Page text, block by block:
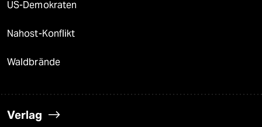
US-Demokraten
Nahost-Konflikt
Waldbrände
Verlag